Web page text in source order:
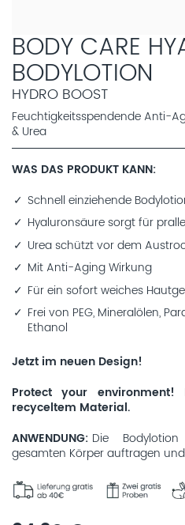
BODY CARE
BODYLOTION
HYDRO BOOST
Feuchtigkeitsspendende Anti-
& Urea
WAS DAS PRODUKT KANN
Schnell einziehende
Hyaluronsäure sorgt für
Urea schützt vor dem
Mit Anti-Aging Wirkung
Für ein sofort weiches
Frei von PEG, Mineralölen,
Ethanol
Jetzt im neuen Design!
Protect your
recyceltem Material.
ANWENDUNG Die
gesamten Körper auftragen